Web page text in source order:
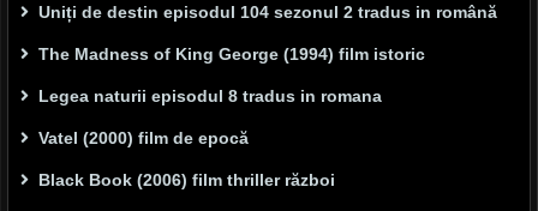
Uniți de destin episodul 104 sezonul 2 tradus in română
The Madness of King George (1994) film istoric
Legea naturii episodul 8 tradus in romana
Vatel (2000) film de epocă
Black Book (2006) film thriller război